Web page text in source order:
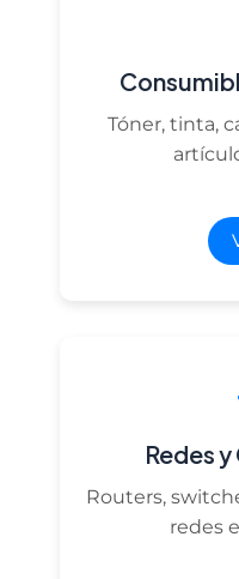
Tóner, tinta,
Redes
Routers,
redes